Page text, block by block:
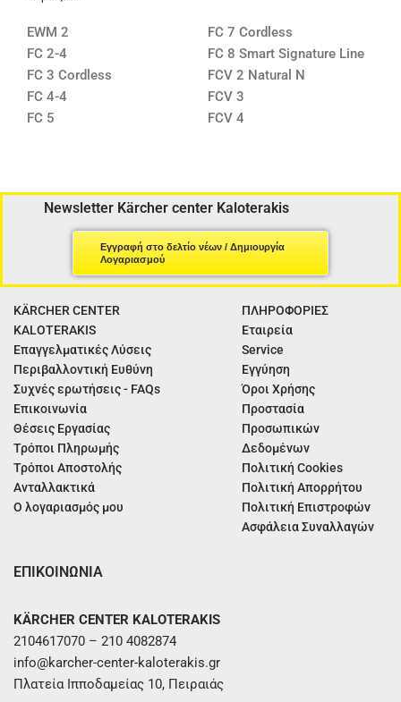
EWM 2
FC 2-4
FC 3 Cordless
FC 4-4
FC 5
FC 7 Cordless
FC 8 Smart Signature Line
FCV 2 Natural N
FCV 3
FCV 4
Newsletter Kärcher center Kaloterakis
Εγγραφή στο δελτίο νέων / Δημιουργία
Λογαριασμού
KÄRCHER CENTER
KALOTERAKIS
Επαγγελματικές Λύσεις
Περιβαλλοντική Ευθύνη
Συχνές ερωτήσεις - FAQs
Επικοινωνία
Θέσεις Εργασίας
Τρόποι Πληρωμής
Τρόποι Αποστολής
Ανταλλακτικά
Ο λογαριασμός μου
ΠΛΗΡΟΦΟΡΙΕΣ
Εταιρεία
Service
Εγγύηση
Όροι Χρήσης
Προστασία
Προσωπικών
Δεδομένων
Πολιτική Cookies
Πολιτική Απορρήτου
Πολιτική Επιστροφών
Ασφάλεια Συναλλαγών
ΕΠΙΚΟΙΝΩΝΙΑ
KÄRCHER CENTER KALOTERAKIS
2104617070 – 210 4082874
info@karcher-center-kaloterakis.gr
Πλατεία Ιπποδαμείας 10, Πειραιάς